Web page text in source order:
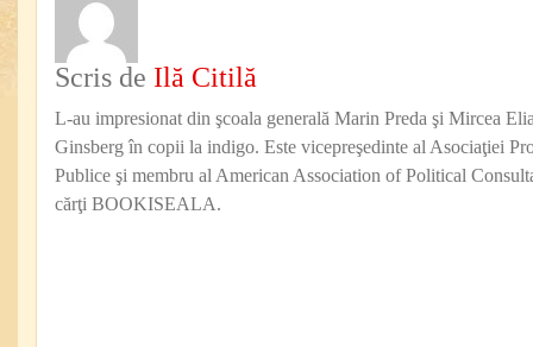
Scris de Ilă Citilă
L-au impresionat din şcoala generală Marin Preda şi Mircea
Ginsberg în copii la indigo. Este vicepreşedinte al Asociaţiei
Publice şi membru al American Association of Political
cărţi BOOKISEALA.